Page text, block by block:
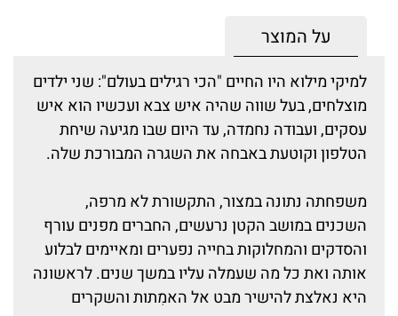
על המוצר
למיקי מילוא היו החיים "הכי רגילים בעולם": שני ילדים
מוצלחים, בעל שווה שהיה איש צבא ועכשיו הוא איש
עסקים, ועבודה נחמדה, עד היום שבו מגיעה שיחת
הטלפון וקוטעת באבחה את השגרה המבורכת שלה.
משפחתה נתונה במצור, התקשורת לא מרפה,
השכנים במושב הקטן נרעשים, החברים מפנים עורף
והסדקים והמחלוקות בחייה נפערים ומאיימים לבלוע
אותה ואת כל מה שעמלה עליו במשך שנים. לראשונה
היא נאלצת להישיר מבט אל האמִתות והשקרים